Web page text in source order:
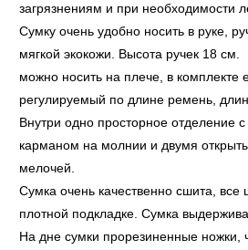
загрязнениям и при необходимости
Сумку очень удобно носить в руке,
мягкой экокожи. Высота ручек 18
можно носить на плече, в комплекте
регулируемый по длине ремень,
Внутри одно просторное отделение
карманом на молнии и двумя
мелочей.
Сумка очень качественно сшита,
плотной подкладке. Сумка
На дне сумки прорезиненные ножки,